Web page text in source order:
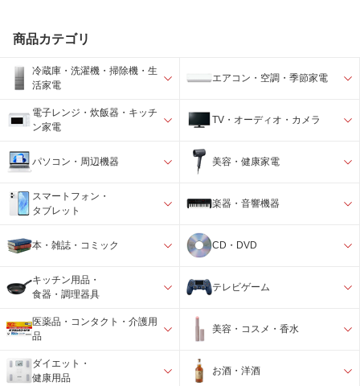
商品カテゴリ
冷蔵庫・洗濯機・掃除機・生
活家電
エアコン・空調・季節家電
電子レンジ・炊飯器・キッチ
ン家電
TV・オーディオ・カメラ
パソコン・周辺機器 美容・健康家電
スマートフォン・
タブレット
楽器・音響機器
本・雑誌・コミック CD・DVD
キッチン用品・
食器・調理器具
テレビゲーム
医薬品・コンタクト・介護用
品
美容・コスメ・香水
ダイエット・
健康用品
お酒・洋酒